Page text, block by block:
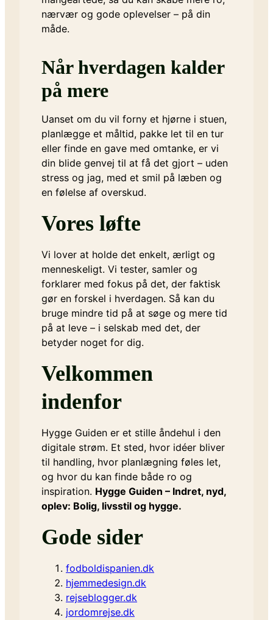
nærvær og gode oplevelser – på din
måde.
Når hverdagen kalder
på mere
Uanset om du vil forny et hjørne i stuen,
planlægge et måltid, pakke let til en tur
eller finde en gave med omtanke, er vi
din blide genvej til at få det gjort – uden
stress og jag, med et smil på læben og
en følelse af overskud.
Vores løfte
Vi lover at holde det enkelt, ærligt og
menneskeligt. Vi tester, samler og
forklarer med fokus på det, der faktisk
gør en forskel i hverdagen. Så kan du
bruge mindre tid på at søge og mere tid
på at leve – i selskab med det, der
betyder noget for dig.
Velkommen
indenfor
Hygge Guiden er et stille åndehul i den
digitale strøm. Et sted, hvor idéer bliver
til handling, hvor planlægning føles let,
og hvor du kan finde både ro og
inspiration. Hygge Guiden – Indret, nyd,
oplev: Bolig, livsstil og hygge.
Gode sider
fodboldispanien.dk
hjemmedesign.dk
rejseblogger.dk
jordomrejse.dk